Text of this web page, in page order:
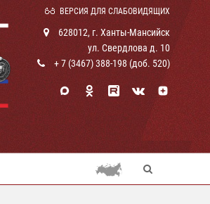
ВЕРСИЯ ДЛЯ СЛАБОВИДЯЩИХ
628012, г. Ханты-Мансийск
ул. Свердлова д. 10
+ 7 (3467) 388-198 (доб. 520)